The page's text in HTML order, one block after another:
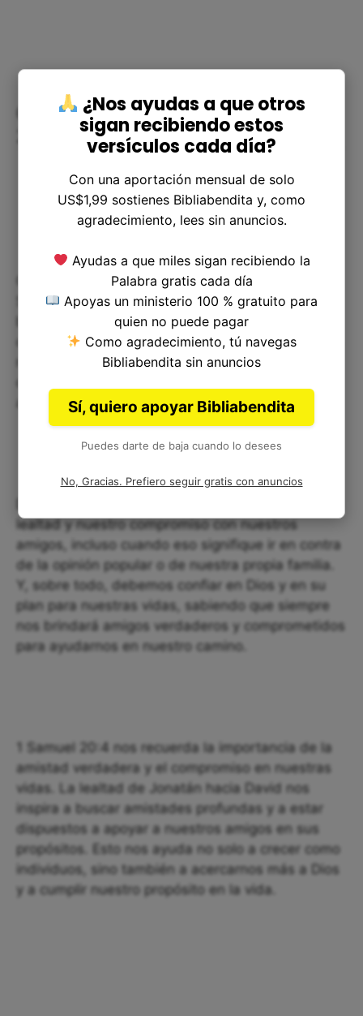
Cómo podemos aplicar 1 Samuel
20:4 en nuestra vida
Como cristianos, podemos aplicar la lección de 1
Samuel 20:4 en nuestra vida cotidiana. Debemos
buscar amigos que compartan nuestros valores y
creencias, y que estén dispuestos a apoyarnos en
nuestros sueños y metas. Pero, a su vez, también
amigos en sus propósitos.
lealtad y nuestro compromiso con nuestros
amigos, incluso cuando eso signifique ir en contra
de la opinión popular o de nuestra propia familia.
Y, sobre todo, debemos confiar en Dios y en su
plan para nuestras vidas, sabiendo que siempre
nos brindará amigos verdaderos y comprometidos
para ayudarnos en nuestro camino.
1 Samuel 20:4 nos recuerda la importancia de la
amistad verdadera y el compromiso en nuestras
vidas. La lealtad de Jonatán hacia David nos
inspira a buscar amistades profundas y a estar
dispuestos a apoyar a nuestros amigos en sus
propósitos. Esto nos ayuda no solo a crecer como
individuos, sino también a acercarnos más a Dios
y a cumplir nuestro propósito en la vida.
¿Nos ayudas a que otros
sigan recibiendo estos
versículos cada día?
Con una aportación mensual de solo
US$1,99 sostienes Bibliabendita y, como
agradecimiento, lees sin anuncios.
Ayudas a que miles sigan recibiendo la
Palabra gratis cada día
Apoyas un ministerio 100 % gratuito para
quien no puede pagar
Como agradecimiento, tú navegas
Bibliabendita sin anuncios
Sí, quiero apoyar Bibliabendita
Puedes darte de baja cuando lo desees
No, Gracias. Prefiero seguir gratis con anuncios